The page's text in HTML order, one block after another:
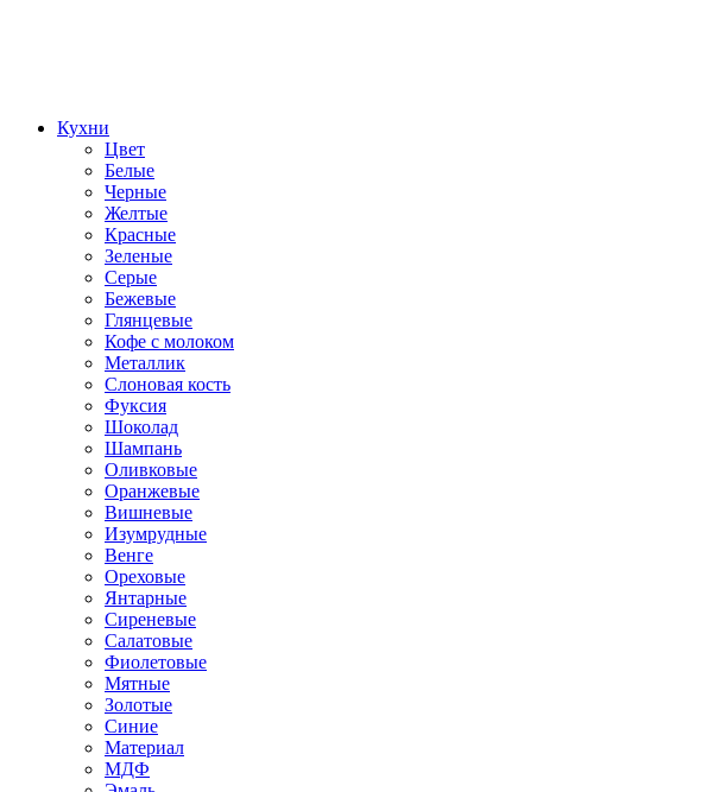
Кухни
Цвет
Белые
Черные
Желтые
Красные
Зеленые
Серые
Бежевые
Глянцевые
Кофе с молоком
Металлик
Слоновая кость
Фуксия
Шоколад
Шампань
Оливковые
Оранжевые
Вишневые
Изумрудные
Венге
Ореховые
Янтарные
Сиреневые
Салатовые
Фиолетовые
Мятные
Золотые
Синие
Материал
МДФ